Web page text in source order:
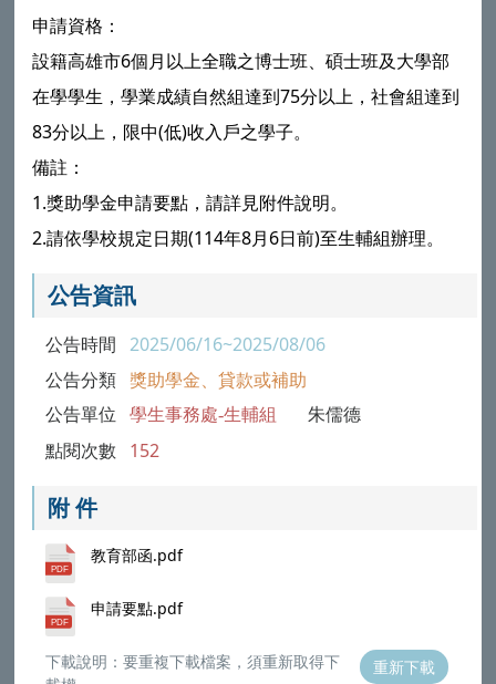
申請資格：
設籍高雄市6個月以上全職之博士班、碩士班及大學部
在學學生，學業成績自然組達到75分以上，社會組達到
83分以上，限中(低)收入戶之學子。
備註：
1.獎助學金申請要點，請詳見附件說明。
2.請依學校規定日期(114年8月6日前)至生輔組辦理。
公告資訊
公告時間 2025/06/16~2025/08/06
公告分類 獎助學金、貸款或補助
公告單位 學生事務處-生輔組 朱儒德
點閱次數 152
附 件
教育部函.pdf
申請要點.pdf
下載說明：要重複下載檔案，須重新取得下
重新下載